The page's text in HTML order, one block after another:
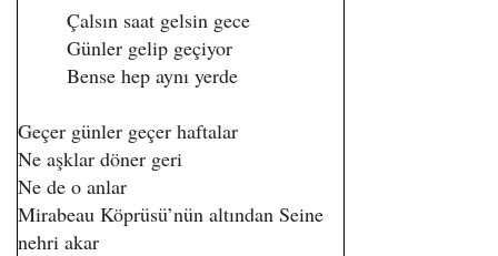
Çalsın saat gelsin gece
Günler gelip geçiyor
Bense hep aynı yerde
Geçer günler geçer haftalar
Ne aşklar döner geri
Ne de o anlar
Mirabeau Köprüsü’nün altından Seine
nehri akar